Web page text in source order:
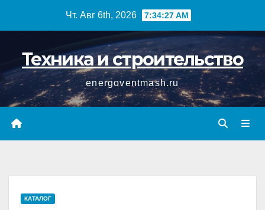
Чт. Авг 6th, 2026 7:34:27 AM
Техника и строительство
energoventmash.ru
КАТАЛОГ